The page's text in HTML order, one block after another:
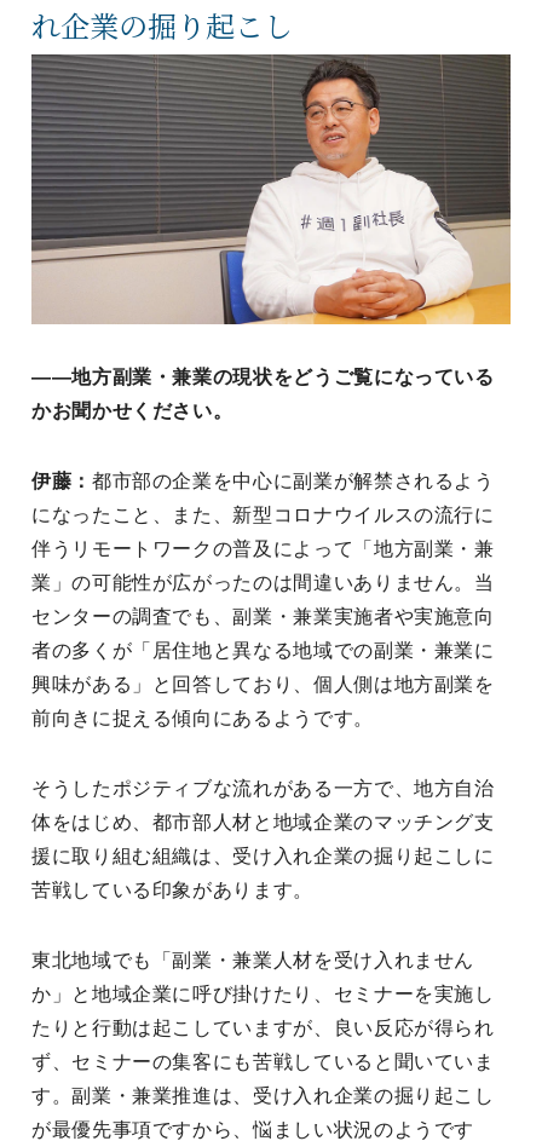
れ企業の掘り起こし
――地方副業・兼業の現状をどうご覧になっている
かお聞かせください。
伊藤： 都市部の企業を中心に副業が解禁されるよう
になったこと、また、新型コロナウイルスの流行に
伴うリモートワークの普及によって「地方副業・兼
業」の可能性が広がったのは間違いありません。当
センターの調査でも、副業・兼業実施者や実施意向
者の多くが「居住地と異なる地域での副業・兼業に
興味がある」と回答しており、個人側は地方副業を
前向きに捉える傾向にあるようです。
そうしたポジティブな流れがある一方で、地方自治
体をはじめ、都市部人材と地域企業のマッチング支
援に取り組む組織は、受け入れ企業の掘り起こしに
苦戦している印象があります。
東北地域でも「副業・兼業人材を受け入れません
か」と地域企業に呼び掛けたり、セミナーを実施し
たりと行動は起こしていますが、良い反応が得られ
ず、セミナーの集客にも苦戦していると聞いていま
す。副業・兼業推進は、受け入れ企業の掘り起こし
が最優先事項ですから、悩ましい状況のようです